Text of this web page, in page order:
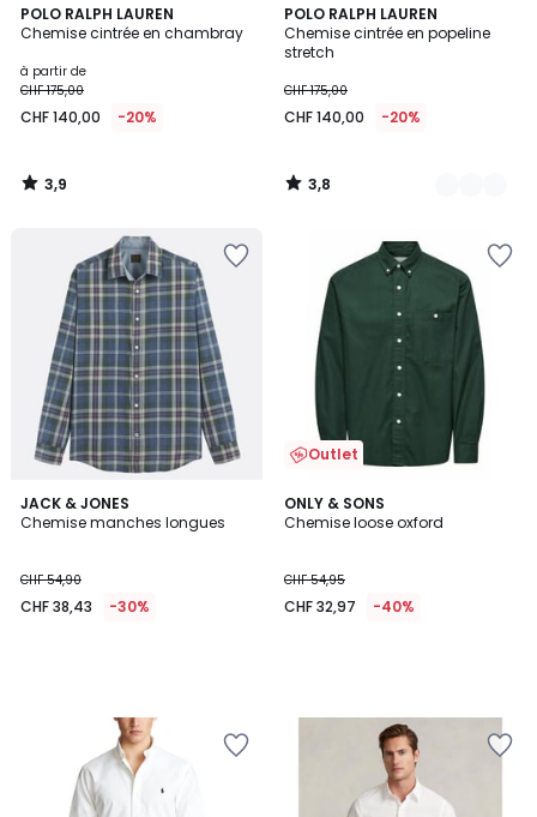
POLO RALPH LAUREN
Chemise cintrée en chambray
à partir de
CHF 175,00
CHF 140,00 -20%
3,9
/ 5
3,9
/
POLO RALPH LAUREN
Chemise cintrée en popeline
stretch
CHF 175,00
CHF 140,00 -20%
3,8
/ 5
4
Couleurs
3,8
/
JACK & JONES
Chemise manches longues
CHF 54,90
CHF 38,43 -30%
Outlet
ONLY & SONS
Chemise loose oxford
CHF 54,95
CHF 32,97 -40%